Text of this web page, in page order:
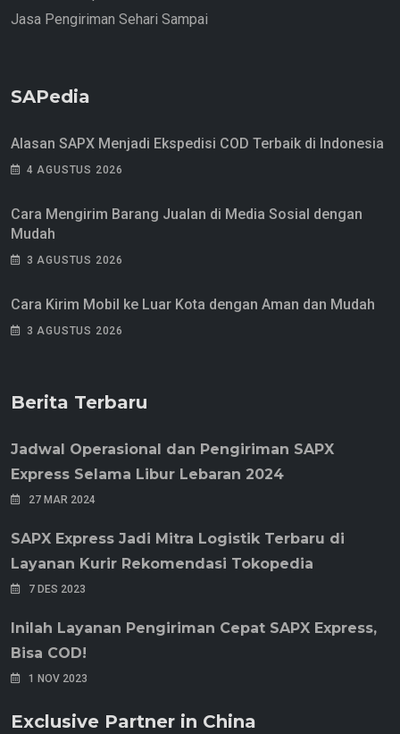
Jasa Pengiriman Sehari Sampai
SAPedia
Alasan SAPX Menjadi Ekspedisi COD Terbaik di Indonesia
4 AGUSTUS 2026
Cara Mengirim Barang Jualan di Media Sosial dengan
Mudah
3 AGUSTUS 2026
Cara Kirim Mobil ke Luar Kota dengan Aman dan Mudah
3 AGUSTUS 2026
Berita Terbaru
Jadwal Operasional dan Pengiriman SAPX
Express Selama Libur Lebaran 2024
27 MAR 2024
SAPX Express Jadi Mitra Logistik Terbaru di
Layanan Kurir Rekomendasi Tokopedia
7 DES 2023
Inilah Layanan Pengiriman Cepat SAPX Express,
Bisa COD!
1 NOV 2023
Exclusive Partner in China